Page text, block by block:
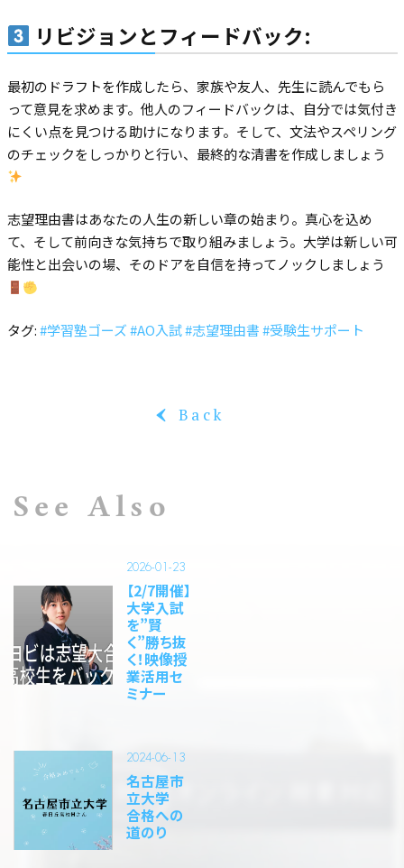
リビジョンとフィードバック:
最初のドラフトを作成したら、家族や友人、先生に読んでもら
って意見を求めます。他人のフィードバックは、自分では気付き
にくい点を見つける助けになります。そして、文法やスペリング
のチェックをしっかりと行い、最終的な清書を作成しましょう
志望理由書はあなたの人生の新しい章の始まり。真心を込め
て、そして前向きな気持ちで取り組みましょう。大学は新しい可
能性と出会いの場、そのドアを自信を持ってノックしましょう
タグ:#学習塾ゴーズ#AO入試#志望理由書#受験生サポート
‹ Back
See Also
2026-01-23
【2/7開催】
大学入試
を”賢
く”勝ち抜
く！映像授
業活用セ
ミナー
2024-06-13
名古屋市
立大学
合格への
道のり